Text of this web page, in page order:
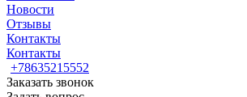
Новости
Отзывы
Контакты
Контакты
+78635215552
Заказать звонок